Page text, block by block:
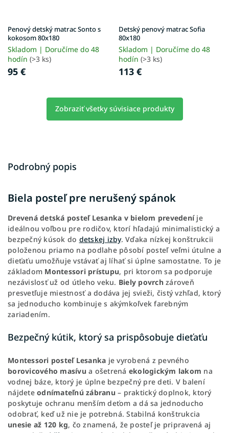
Penový detský matrac Sonto s
kokosom 80x180
Skladom | Doručíme do 48
hodín (>3 ks)
95 €
Detský penový matrac Sofia
80x180
Skladom | Doručíme do 48
hodín (>3 ks)
113 €
Zobraziť všetky súvisiace produkty
Podrobný popis
Biela posteľ pre nerušený spánok
Drevená detská posteľ Lesanka v bielom prevedení je
ideálnou voľbou pre rodičov, ktorí hľadajú minimalistický a
bezpečný kúsok do detskej izby. Vďaka nízkej konštrukcii
položenou priamo na podlahe pôsobí posteľ veľmi útulne a
dieťaťu umožňuje vstávať aj líhať si úplne samostatne. To je
základom Montessori prístupu, pri ktorom sa podporuje
nezávislosť už od útleho veku. Biely povrchzároveň
presvetľuje miestnosť a dodáva jej svieži, čistý vzhľad, ktorý
sa jednoducho kombinuje s akýmkoľvek farebným
zariadením.
Bezpečný kútik, ktorý sa prispôsobuje dieťaťu
Montessori posteľ Lesanka je vyrobená z pevného
borovicového masívu a ošetrená ekologickým lakom na
vodnej báze, ktorý je úplne bezpečný pre deti. V balení
nájdete odnímateľnú zábranu – praktický doplnok, ktorý
poskytuje ochranu menším deťom a dá sa jednoducho
odobrať, keď už nie je potrebná. Stabilná konštrukcia
unesie až 120 kg, čo znamená, že posteľ je pripravená aj